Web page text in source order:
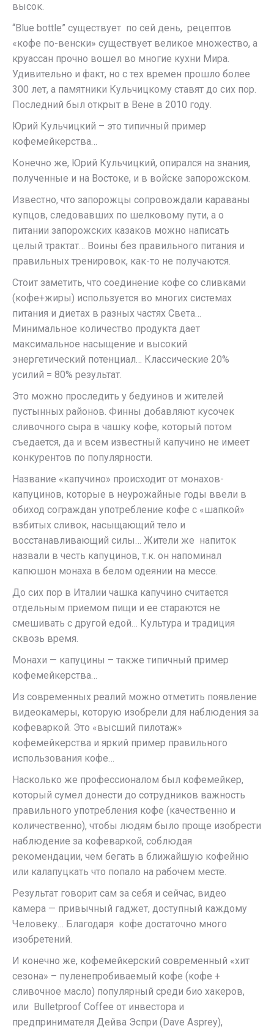
высок.
“Blue bottle” существует по сей день, рецептов
«кофе по-венски» существует великое множество, а
круассан прочно вошел во многие кухни Мира.
Удивительно и факт, но с тех времен прошло более
300 лет, а памятники Кульчицкому ставят до сих пор.
Последний был открыт в Вене в 2010 году.
Юрий Кульчицкий – это типичный пример
кофемейкерства…
Конечно же, Юрий Кульчицкий, опирался на знания,
полученные и на Востоке, и в войске запорожском.
Известно, что запорожцы сопровождали караваны
купцов, следовавших по шелковому пути, а о
питании запорожских казаков можно написать
целый трактат… Воины без правильного питания и
правильных тренировок, как-то не получаются.
Стоит заметить, что соединение кофе со сливками
(кофе+жиры) используется во многих системах
питания и диетах в разных частях Света…
Минимальное количество продукта дает
максимальное насыщение и высокий
энергетический потенциал… Классические 20%
усилий = 80% результат.
Это можно проследить у бедуинов и жителей
пустынных районов. Финны добавляют кусочек
сливочного сыра в чашку кофе, который потом
съедается, да и всем известный капучино не имеет
конкурентов по популярности.
Название «капучино» происходит от монахов-
капуцинов, которые в неурожайные годы ввели в
обиход сограждан употребление кофе с «шапкой»
взбитых сливок, насыщающий тело и
восстанавливающий силы… Жители же напиток
назвали в честь капуцинов, т.к. он напоминал
капюшон монаха в белом одеянии на мессе.
До сих пор в Италии чашка капучино считается
отдельным приемом пищи и ее стараются не
смешивать с другой едой… Культура и традиция
сквозь время.
Монахи — капуцины – также типичный пример
кофемейкерства…
Из современных реалий можно отметить появление
видеокамеры, которую изобрели для наблюдения за
кофеваркой. Это «высший пилотаж»
кофемейкерства и яркий пример правильного
использования кофе…
Насколько же профессионалом был кофемейкер,
который сумел донести до сотрудников важность
правильного употребления кофе (качественно и
количественно), чтобы людям было проще изобрести
наблюдение за кофеваркой, соблюдая
рекомендации, чем бегать в ближайшую кофейню
или калапуцкать что попало на рабочем месте.
Результат говорит сам за себя и сейчас, видео
камера — привычный гаджет, доступный каждому
Человеку… Благодаря кофе достаточно много
изобретений.
И конечно же, кофемейкерский современный «хит
сезона» – пуленепробиваемый кофе (кофе +
сливочное масло) популярный среди био хакеров,
или Bulletproof Coffee от инвестора и
предпринимателя Дейва Эспри (Dave Asprey),